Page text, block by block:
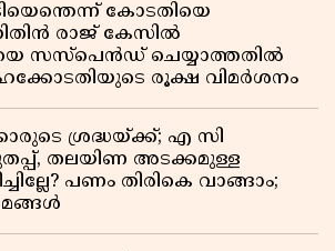
കോടതിയെ
രാജ് കേസിൽ
സസ്പെൻഡ് ചെയ്യാത്തതിൽ
രൂക്ഷ വിമർശനം
ശ്രദ്ധയ്ക്ക്; എ സി
തലയിണ അടക്കമുള്ള
പണം തിരികെ വാങ്ങാം;